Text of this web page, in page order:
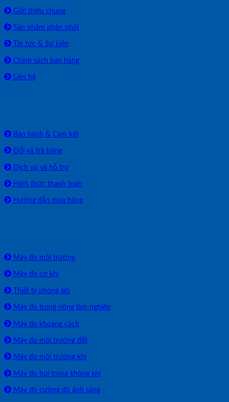
Giới thiệu chung
Sản phẩm phân phối
Tin tức & Sự kiện
Chính sách bán hàng
Liên hệ
Bảo hành & Cam kết
Đổi và trả hàng
Dịch vụ và hỗ trợ
Hình thức thanh toán
Hướng dẫn mua hàng
Máy đo môi trường
Máy đo cơ khí
Thiết bị phòng lab
Máy đo trong nông lâm nghiệp
Máy đo khoảng cách
Máy đo môi trường đất
Máy đo môi trường khí
Máy đo bụi trong không khí
Máy đo cường độ ánh sáng